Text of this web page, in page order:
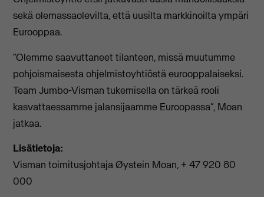
sekä olemassaolevilta, että uusilta markkinoilta ympäri
Eurooppaa.
“Olemme saavuttaneet tilanteen, missä muutumme
pohjoismaisesta ohjelmistoyhtiöstä eurooppalaiseksi.
Team Jumbo-Visman tukemisella on tärkeä rooli
kasvattaessamme jalansijaamme Euroopassa”, Moan
jatkaa.
Lisätietoja:
Visman toimitusjohtaja Øystein Moan, + 47 920 80
000